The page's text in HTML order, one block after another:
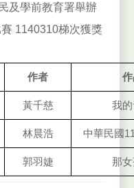
及學前教育署舉辦
1140310梯次獲獎
作者
黃千慈 我
林晨浩 中華民國
郭羽婕 那